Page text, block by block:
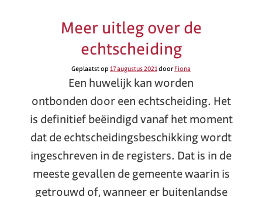
Meer uitleg over de
echtscheiding
Geplaatst op17 augustus 2021doorFiona
Een huwelijk kan worden
ontbonden door een echtscheiding. Het
is definitief beëindigd vanaf het moment
dat de echtscheidingsbeschikking wordt
ingeschreven in de registers. Dat is in de
meeste gevallen de gemeente waarin is
getrouwd of, wanneer er buitenlandse